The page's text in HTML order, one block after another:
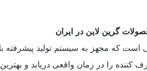
گرین لاین در ایران
را در زمان واقعی دریابد و